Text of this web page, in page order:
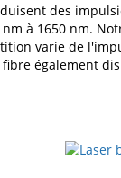
des
à 1650 nm.
varie de
également